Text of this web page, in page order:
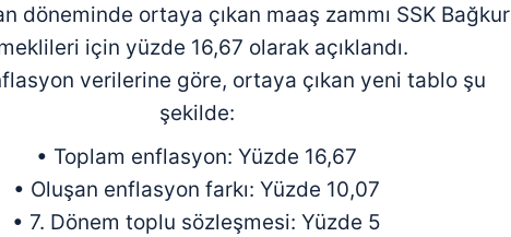
döneminde ortaya çıkan maaş zammı SSK Bağkur
için yüzde 16,67 olarak açıklandı.
verilerine göre, ortaya çıkan yeni tablo şu
şekilde:
• Toplam enflasyon: Yüzde 16,67
• Oluşan enflasyon farkı: Yüzde 10,07
• 7. Dönem toplu sözleşmesi: Yüzde 5